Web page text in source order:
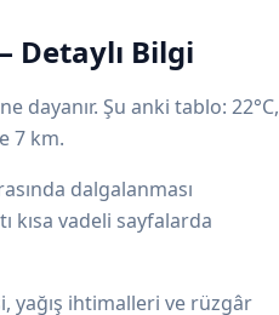
Detaylı Bilgi
dayanır. Şu anki tablo: 22°C,
7 km.
dalgalanması
kısa vadeli sayfalarda
yağış ihtimalleri ve rüzgâr